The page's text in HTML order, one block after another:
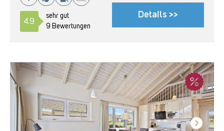
4.9
sehr gut
9 Bewertungen
Details >>